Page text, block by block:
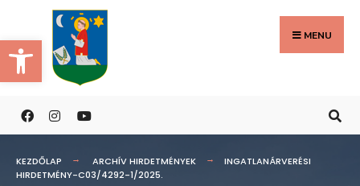
Eszköztár megnyitása
to
content
MENU
KEZDŐLAP ARCHÍV HIRDETMÉNYEK
INGATLANÁRVERÉSI
HIRDETMÉNY-C03/4292-1/2025.
Search